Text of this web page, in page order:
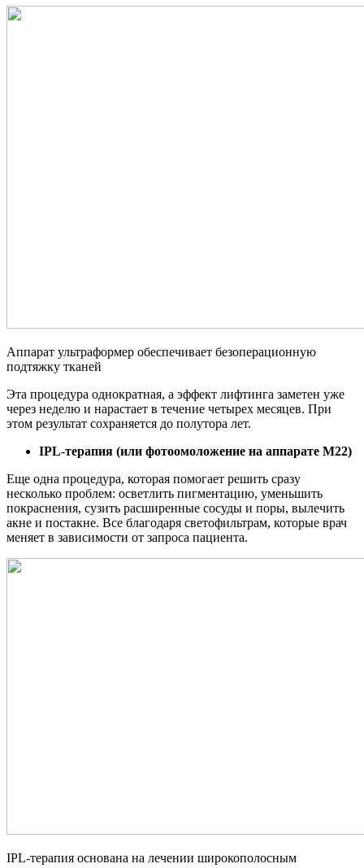
Аппарат ультраформер обеспечивает безоперационную
подтяжку тканей
Эта процедура однократная, а эффект лифтинга заметен уже
через неделю и нарастает в течение четырех месяцев. При
этом результат сохраняется до полутора лет.
IPL-терапия (или фотоомоложение на аппарате М22)
Еще одна процедура, которая помогает решить сразу
несколько проблем: осветлить пигментацию, уменьшить
покраснения, сузить расширенные сосуды и поры, вылечить
акне и постакне. Все благодаря светофильтрам, которые врач
меняет в зависимости от запроса пациента.
IPL-терапия основана на лечении широкополосным